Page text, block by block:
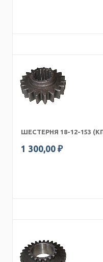
ШЕСТЕРНЯ 18-12-153
1 300,00 ₽